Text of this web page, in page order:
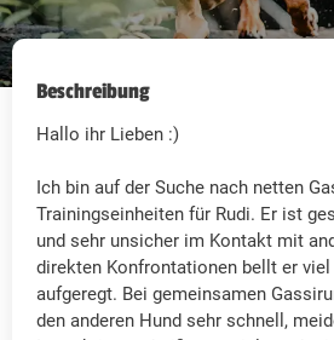
Beschreibung
Hallo ihr Lieben :)
Ich bin auf der Suche nach netten
Trainingseinheiten für Rudi. Er ist
und sehr unsicher im Kontakt mit
direkten Konfrontationen bellt er
aufgeregt. Bei gemeinsamen
den anderen Hund sehr schnell,